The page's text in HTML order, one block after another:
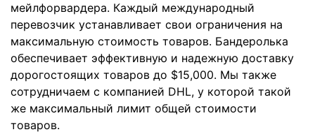
мейлфорвардера. Каждый международный
перевозчик устанавливает свои ограничения на
максимальную стоимость товаров. Бандеролька
обеспечивает эффективную и надежную доставку
дорогостоящих товаров до $15,000. Мы также
сотрудничаем с компанией DHL, у которой такой
же максимальный лимит общей стоимости
товаров.